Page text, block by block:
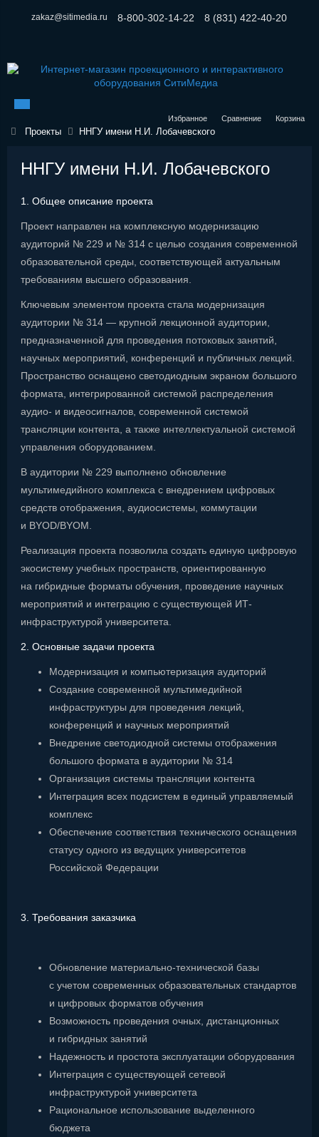
8 (831) 422-40-20
8-800-302-14-22
zakaz@sitimedia.ru
Корзина
Сравнение
Избранное
Проекты ННГУ имени Н.И. Лобачевского
ННГУ имени Н.И. Лобачевского
1. Общее описание проекта
Проект направлен на комплексную модернизацию
аудиторий № 229 и № 314 с целью создания современной
образовательной среды, соответствующей актуальным
требованиям высшего образования.
Ключевым элементом проекта стала модернизация
аудитории № 314 — крупной лекционной аудитории,
предназначенной для проведения потоковых занятий,
научных мероприятий, конференций и публичных лекций.
Пространство оснащено светодиодным экраном большого
формата, интегрированной системой распределения
аудио- и видеосигналов, современной системой
трансляции контента, а также интеллектуальной системой
управления оборудованием.
В аудитории № 229 выполнено обновление
мультимедийного комплекса с внедрением цифровых
средств отображения, аудиосистемы, коммутации
и BYOD/BYOM.
Реализация проекта позволила создать единую цифровую
экосистему учебных пространств, ориентированную
на гибридные форматы обучения, проведение научных
мероприятий и интеграцию с существующей ИТ-
инфраструктурой университета.
2. Основные задачи проекта
Модернизация и компьютеризация аудиторий
Создание современной мультимедийной
инфраструктуры для проведения лекций,
конференций и научных мероприятий
Внедрение светодиодной системы отображения
большого формата в аудитории № 314
Организация системы трансляции контента
Интеграция всех подсистем в единый управляемый
комплекс
Обеспечение соответствия технического оснащения
статусу одного из ведущих университетов
Российской Федерации
3. Требования заказчика
Обновление материально-технической базы
с учетом современных образовательных стандартов
и цифровых форматов обучения
Возможность проведения очных, дистанционных
и гибридных занятий
Надежность и простота эксплуатации оборудования
Интеграция с существующей сетевой
инфраструктурой университета
Рациональное использование выделенного
бюджета